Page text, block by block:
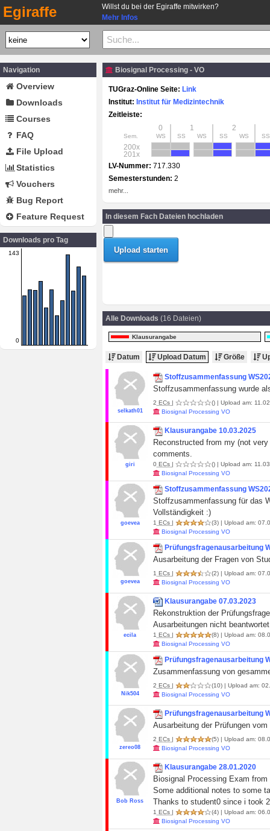
Egiraffe
Willst du bei der Egiraffe mitwirken?
Mehr Infos
Navigation
Overview
Downloads
Courses
FAQ
File Upload
Statistics
Vouchers
Bug Report
Feature Request
Downloads pro Tag
143
0
Biosignal Processing - VO
TUGraz-Online Seite: Link
Institut: Institut für Medizintechnik
Zeitleiste:
0
1 2
Sem. WS SS WS SS WS SS
200x
201x
LV-Nummer: 717.330
Semesterstunden: 2
mehr...
In diesem Fach Dateien hochladen
Alle Downloads (16 Dateien)
Klausurangabe
Datum Upload Datum Größe
selkath01
Stoffzusammenfassung
Stoffzusammenfassung wurde
2 ECs | () | Upload am:
Biosignal Processing VO
giri
Klausurangabe 10.03.2025
Reconstructed from my (not
comments.
0 ECs | () | Upload am:
Biosignal Processing VO
goevea
Stoffzusammenfassung
Stoffzusammenfassung für das
Vollständigkeit :)
1 ECs | (3) | Upload am:
Biosignal Processing VO
goevea
Prüfungsfragenausarbeitung
Ausarbeitung der Fragen von
1 ECs | (2) | Upload am:
Biosignal Processing VO
ecila
Klausurangabe 07.03.2023
Rekonstruktion der
Ausarbeitungen nicht
1 ECs | (8) | Upload am:
Biosignal Processing VO
Nik504
Prüfungsfragenausarbeitung
Zusammenfassung von
2 ECs | (10) | Upload am:
Biosignal Processing VO
zereo08
Prüfungsfragenausarbeitung
Ausarbeitung der Prüfungen
2 ECs | (5) | Upload am:
Biosignal Processing VO
Bob Ross
Klausurangabe 28.01.2020
Biosignal Processing Exam from
Some additional notes to some
Thanks to student0 since i took
1 ECs | (4) | Upload am:
Biosignal Processing VO